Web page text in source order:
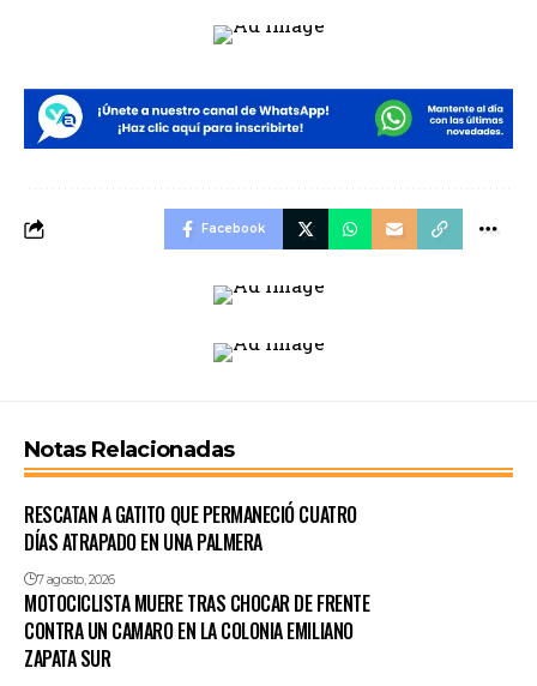
Facebook
Notas Relacionadas
RESCATAN A GATITO QUE PERMANECIÓ CUATRO
DÍAS ATRAPADO EN UNA PALMERA
7 agosto, 2026
MOTOCICLISTA MUERE TRAS CHOCAR DE FRENTE
CONTRA UN CAMARO EN LA COLONIA EMILIANO
ZAPATA SUR